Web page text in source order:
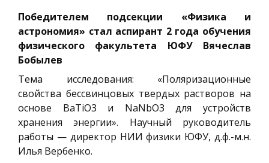
Победителем подсекции «Физика и
астрономия» стал аспирант 2 года обучения
физического факультета ЮФУ Вячеслав
Бобылев
Тема исследования: «Поляризационные
свойства бессвинцовых твердых растворов на
основе BaTiO3 и NaNbO3 для устройств
хранения энергии». Научный руководитель
работы — директор НИИ физики ЮФУ, д.ф.-м.н.
Илья Вербенко.